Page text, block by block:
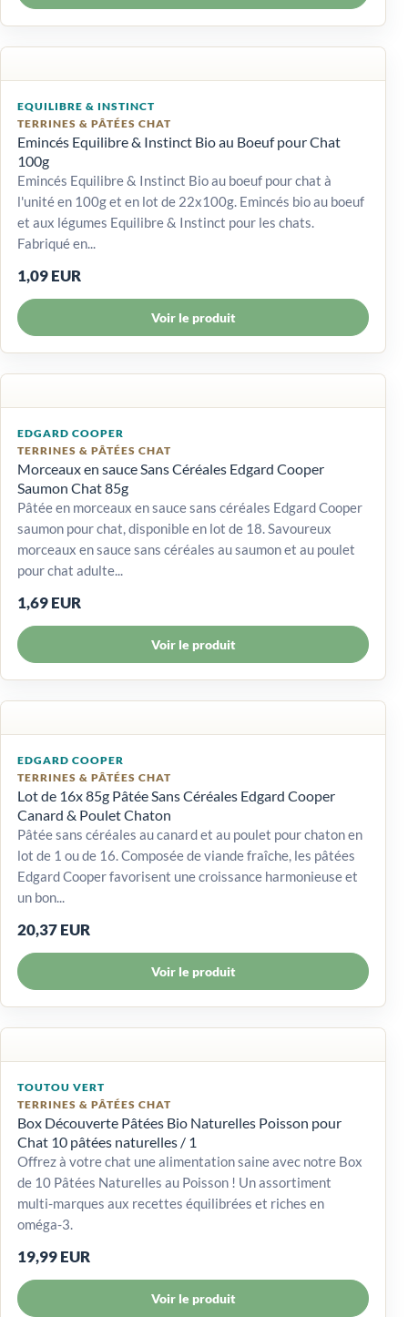
EQUILIBRE & INSTINCT
TERRINES & PÂTÉES CHAT
Emincés Equilibre & Instinct Bio au Boeuf pour Chat
100g
Emincés Equilibre & Instinct Bio au boeuf pour chat à
l'unité en 100g et en lot de 22x100g. Emincés bio au boeuf
et aux légumes Equilibre & Instinct pour les chats.
Fabriqué en...
1,09 EUR
Voir le produit
EDGARD COOPER
TERRINES & PÂTÉES CHAT
Morceaux en sauce Sans Céréales Edgard Cooper
Saumon Chat 85g
Pâtée en morceaux en sauce sans céréales Edgard Cooper
saumon pour chat, disponible en lot de 18. Savoureux
morceaux en sauce sans céréales au saumon et au poulet
pour chat adulte...
1,69 EUR
Voir le produit
EDGARD COOPER
TERRINES & PÂTÉES CHAT
Lot de 16x 85g Pâtée Sans Céréales Edgard Cooper
Canard & Poulet Chaton
Pâtée sans céréales au canard et au poulet pour chaton en
lot de 1 ou de 16. Composée de viande fraîche, les pâtées
Edgard Cooper favorisent une croissance harmonieuse et
un bon...
20,37 EUR
Voir le produit
TOUTOU VERT
TERRINES & PÂTÉES CHAT
Box Découverte Pâtées Bio Naturelles Poisson pour
Chat 10 pâtées naturelles / 1
Offrez à votre chat une alimentation saine avec notre Box
de 10 Pâtées Naturelles au Poisson ! Un assortiment
multi-marques aux recettes équilibrées et riches en
oméga-3.
19,99 EUR
Voir le produit